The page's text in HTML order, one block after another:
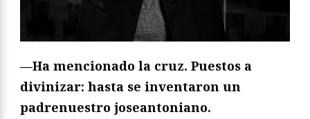
—Ha mencionado la cruz. Puestos a
divinizar: hasta se inventaron un
padrenuestro joseantoniano.